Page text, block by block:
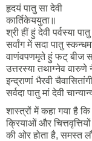
हृदयं पातु सा देवी
कार्तिकेययुता॥
श्री हीं हुं देवी पर्वस्या पातु
सर्वांग में सदा पातु
वाणंवपणमृते हुं फट्‌ बीज
उत्तरस्या तथाग्नेव
इन्द्राणां भैरवी
सर्वदा पातु मां देवी
शास्त्रों में कहा गया है
क्रियाओं और
की ओर होता है, समस्त